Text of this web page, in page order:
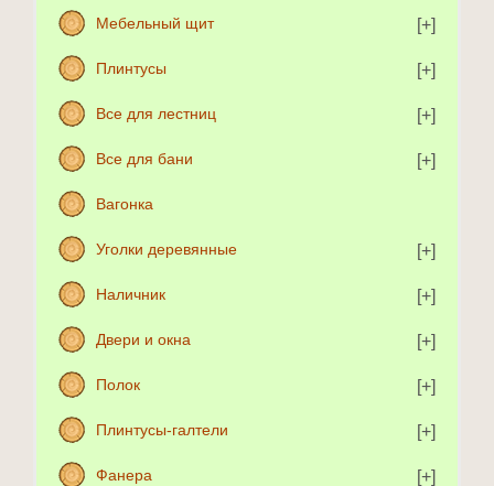
Мебельный щит
Плинтусы
Все для лестниц
Все для бани
Вагонка
Уголки деревянные
Наличник
Двери и окна
Полок
Плинтусы-галтели
Фанера